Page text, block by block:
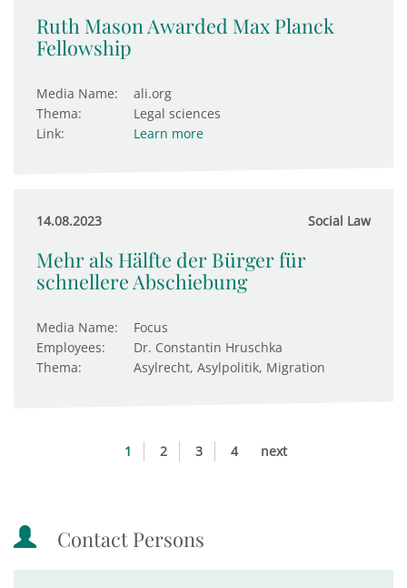
Ruth Mason Awarded Max Planck
Fellowship
Media Name:
ali.org
Thema:
Legal sciences
Link:
Learn more
14.08.2023 Social Law
Mehr als Hälfte der Bürger für
schnellere Abschiebung
Media Name:
Focus
Employees:
Dr. Constantin Hruschka
Thema:
Asylrecht, Asylpolitik, Migration
1 2 3 4 next
Contact Persons